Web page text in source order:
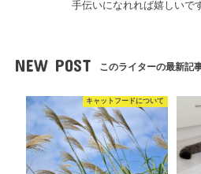
手伝いになれれば嬉しいで
NEW POST このライターの最新記
キャットフードについて